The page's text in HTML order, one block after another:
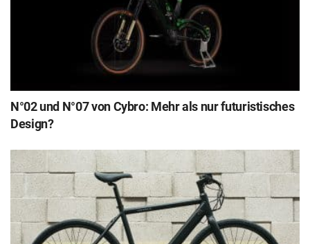
N°02 und N°07 von Cybro: Mehr als nur futuristisches
Design?